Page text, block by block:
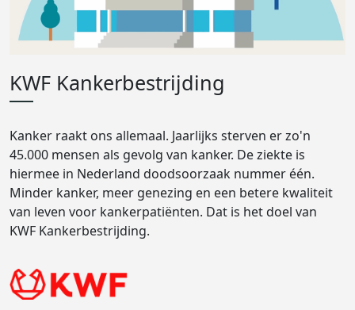
KWF Kankerbestrijding
Kanker raakt ons allemaal. Jaarlijks sterven er zo'n
45.000 mensen als gevolg van kanker. De ziekte is
hiermee in Nederland doodsoorzaak nummer één.
Minder kanker, meer genezing en een betere kwaliteit
van leven voor kankerpatiënten. Dat is het doel van
KWF Kankerbestrijding.